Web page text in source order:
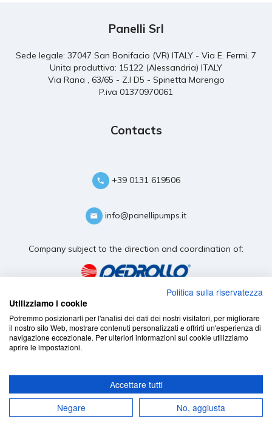
Panelli Srl
Sede legale: 37047 San Bonifacio (VR) ITALY - Via E. Fermi, 7
Unita produttiva: 15122 (Alessandria) ITALY
Via Rana , 63/65 - Z.I D5 - Spinetta Marengo
P.iva 01370970061
Contacts
+39 0131 619506
info@panellipumps.it
Company subject to the direction and coordination of:
cookie policy privacy policy
Politica sulla riservatezza
Utilizziamo i cookie
Potremmo posizionarli per l'analisi dei dati dei nostri visitatori, per migliorare
il nostro sito Web, mostrare contenuti personalizzati e offrirti un'esperienza di
navigazione eccezionale. Per ulteriori informazioni sui cookie utilizziamo
aprire le impostazioni.
Accettare tutti
Negare
No, aggiusta